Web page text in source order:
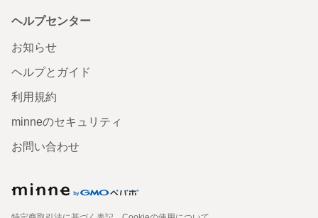
ヘルプセンター
お知らせ
ヘルプとガイド
利用規約
minneのセキュリティ
お問い合わせ